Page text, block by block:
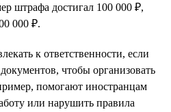
штрафа достигал 100 000 ₽,
000 ₽.
к ответственности, если
чтобы организовать
помогают иностранцам
или нарушить правила